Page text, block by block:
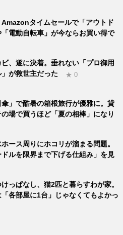
タイムセールで「アウトド
電動自転車」が今ならお買い得で
ビ、遂に決着。垂れない「プロ御用
が救世主だった
★ 0
傘」で酷暑の箱根旅行が優雅に。貸
の場で買うほど「夏の相棒」になり
ース周りにホコリが溜まる問題。
ドルを限界まで下げる仕組み」を見
っぱなし、猫2匹と暮らすわが家。
各部屋に1台」じゃなくてもよかっ